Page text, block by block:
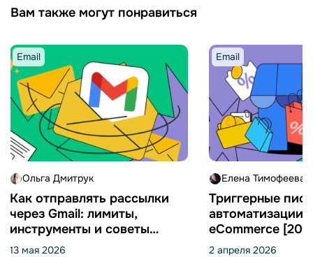
Вам также могут понравиться
Email
Ольга Дмитрук
Как отправлять рассылки
через Gmail: лимиты,
инструменты и советы
[2026]
13 мая 2026
Email
Елена Тимофеева
Триггерные
автоматизации
eCommerce
2 апреля 2026